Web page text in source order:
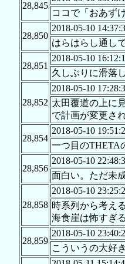
28,845
ココで「おあず
28,850
2018-05-10
はらはらし通し
28,851
2018-05-10
久しぶりに滑落
28,852
2018-05-10
太田覆道の上に
で計画が変更さ
28,854
2018-05-10
一つ目のTHETA
28,856
2018-05-10
面白い。ただ未
28,858
2018-05-10
時系列から考え
海食崖は怖すぎる
28,859
2018-05-10
こういうの大好